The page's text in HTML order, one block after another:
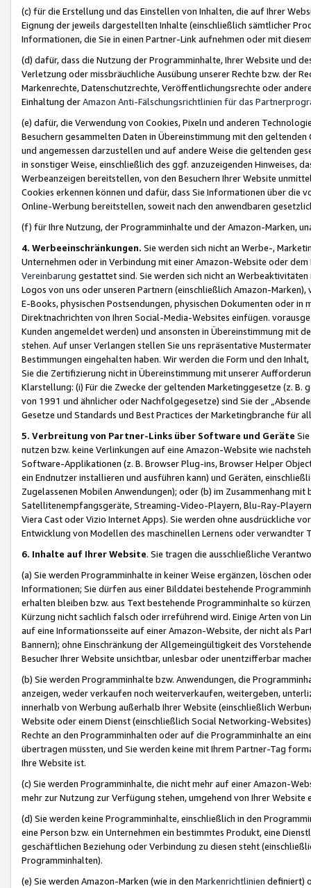
(c) für die Erstellung und das Einstellen von Inhalten, die auf Ihrer
Eignung der jeweils dargestellten Inhalte (einschließlich sämtlicher
Informationen, die Sie in einen Partner-Link aufnehmen oder mit
(d) dafür, dass die Nutzung der Programminhalte, Ihrer Website und
Verletzung oder missbräuchliche Ausübung unserer Rechte bzw. der
Markenrechte, Datenschutzrechte, Veröffentlichungsrechte oder
Einhaltung derAmazon Anti-Fälschungsrichtlinien für das
(e) dafür, die Verwendung von Cookies, Pixeln und anderen
Besuchern gesammelten Daten in Übereinstimmung mit den
und angemessen darzustellen und auf andere Weise die geltenden
in sonstiger Weise, einschließlich des ggf. anzuzeigenden Hinweises,
Werbeanzeigen bereitstellen, von den Besuchern Ihrer Website
Cookies erkennen können und dafür, dass Sie Informationen über die
Online-Werbung bereitstellen, soweit nach den anwendbaren
(f) für Ihre Nutzung, der Programminhalte und der Amazon-Marken,
4. Werbeeinschränkungen. Sie werden sich nicht an Werbe-,
Unternehmen oder in Verbindung mit einer Amazon-Website oder
Vereinbarung gestattet sind. Sie werden sich nicht an
Logos von uns oder unseren Partnern (einschließlich Amazon-
E-Books, physischen Postsendungen, physischen Dokumenten oder in
Direktnachrichten von Ihren Social-Media-Websites einfügen.
Kunden angemeldet werden) und ansonsten in Übereinstimmung mit
stehen. Auf unser Verlangen stellen Sie uns repräsentative
Bestimmungen eingehalten haben. Wir werden die Form und den
Sie die Zertifizierung nicht in Übereinstimmung mit unserer
Klarstellung: (i) Für die Zwecke der geltenden Marketinggesetze (z. B.
von 1991 und ähnlicher oder Nachfolgegesetze) sind Sie der
Gesetze und Standards und Best Practices der Marketingbranche für
5. Verbreitung von Partner-Links über Software und Geräte
nutzen bzw. keine Verlinkungen auf eine Amazon-Website wie
Software-Applikationen (z. B. Browser Plug-ins, Browser Helper
ein Endnutzer installieren und ausführen kann) und Geräten,
Zugelassenen Mobilen Anwendungen); oder (b) im Zusammenhang
Satellitenempfangsgeräte, Streaming-Video-Playern, Blu-Ray-
Viera Cast oder Vizio Internet Apps). Sie werden ohne ausdrückliche
Entwicklung von Modellen des maschinellen Lernens oder
6. Inhalte auf Ihrer Website. Sie tragen die ausschließliche
(a) Sie werden Programminhalte in keiner Weise ergänzen, löschen
Informationen; Sie dürfen aus einer Bilddatei bestehende
erhalten bleiben bzw. aus Text bestehende Programminhalte so
Kürzung nicht sachlich falsch oder irreführend wird. Einige Arten von
auf eine Informationsseite auf einer Amazon-Website, der nicht als
Bannern); ohne Einschränkung der Allgemeingültigkeit des
Besucher Ihrer Website unsichtbar, unlesbar oder unentzifferbar
(b) Sie werden Programminhalte bzw. Anwendungen, die
anzeigen, weder verkaufen noch weiterverkaufen, weitergeben,
innerhalb von Werbung außerhalb Ihrer Website (einschließlich
Website oder einem Dienst (einschließlich Social Networking-
Rechte an den Programminhalten oder auf die Programminhalte an
übertragen müssten, und Sie werden keine mit Ihrem Partner-Tag
Ihre Website ist.
(c) Sie werden Programminhalte, die nicht mehr auf einer Amazon-
mehr zur Nutzung zur Verfügung stehen, umgehend von Ihrer
(d) Sie werden keine Programminhalte, einschließlich in den
eine Person bzw. ein Unternehmen ein bestimmtes Produkt, eine
geschäftlichen Beziehung oder Verbindung zu diesen steht
Programminhalten).
(e) Sie werden Amazon-Marken (wie in den Markenrichtlinien definiert)